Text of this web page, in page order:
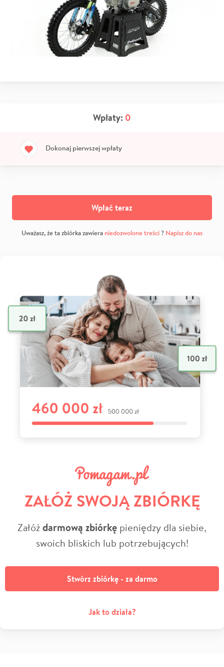
Wpłaty: 0
Dokonaj pierwszej wpłaty
Wpłać teraz
Uważasz, że ta zbiórka zawiera niedozwolone treści? Napisz do nas
ZAŁÓŻ SWOJĄ ZBIÓRKĘ
Załóżdarmową zbiórkę pieniędzy dla siebie,
swoich bliskich lub potrzebujących!
Stwórz zbiórkę - za darmo
Jak to działa?